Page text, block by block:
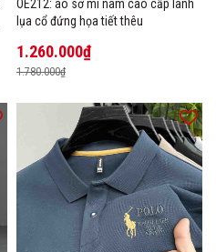
OE212: áo sơ mi nam cao cấp lanh
lụa cổ đứng họa tiết thêu
1.260.000₫
1.780.000₫